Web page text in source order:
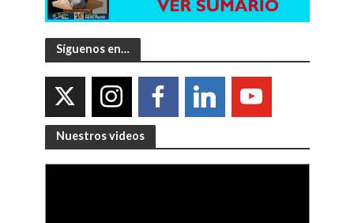
Síguenos en…
Nuestros videos